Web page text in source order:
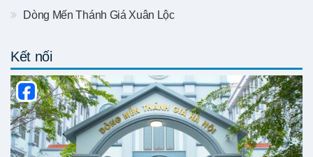
Dòng Mến Thánh Giá Xuân Lộc
Kết nối